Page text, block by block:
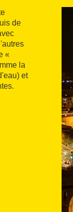
de
«
la
et